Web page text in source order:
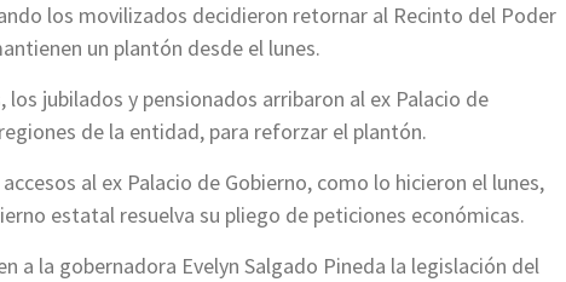
los movilizados decidieron retornar al Recinto del Poder
un plantón desde el lunes.
jubilados y pensionados arribaron al ex Palacio de
de la entidad, para reforzar el plantón.
al ex Palacio de Gobierno, como lo hicieron el lunes,
estatal resuelva su pliego de peticiones económicas.
a la gobernadora Evelyn Salgado Pineda la legislación del